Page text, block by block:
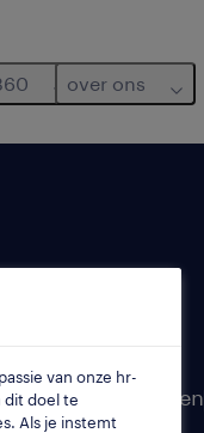
over ons
,oost-vlaanderen
van onze hr-
dit doel te
Als je instemt